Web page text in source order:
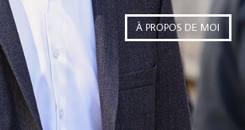
À PROPOS DE MOI